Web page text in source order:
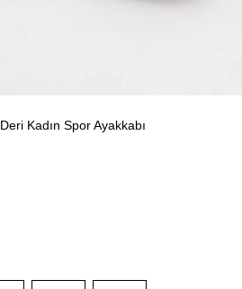
Kadın Spor Ayakkabı